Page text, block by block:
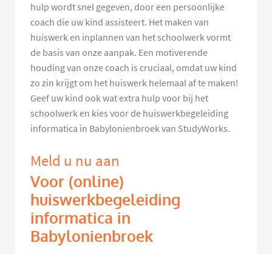
hulp wordt snel gegeven, door een persoonlijke
coach die uw kind assisteert. Het maken van
huiswerk en inplannen van het schoolwerk vormt
de basis van onze aanpak. Een motiverende
houding van onze coach is cruciaal, omdat uw kind
zo zin krijgt om het huiswerk helemaal af te maken!
Geef uw kind ook wat extra hulp voor bij het
schoolwerk en kies voor de huiswerkbegeleiding
informatica in Babylonienbroek van StudyWorks.
Meld u nu aan
Voor (online)
huiswerkbegeleiding
informatica in
Babylonienbroek